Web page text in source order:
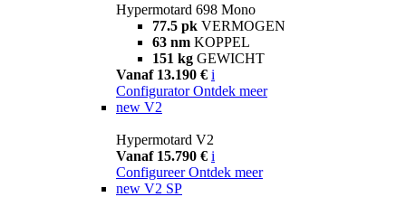
Hypermotard 698 Mono
77.5 pk VERMOGEN
63 nm KOPPEL
151 kg GEWICHT
Vanaf 13.190 € i
Configurator Ontdek meer
new V2
Hypermotard V2
Vanaf 15.790 € i
Configureer Ontdek meer
new V2 SP